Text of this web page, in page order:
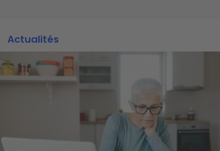
Actualités
Image
Actualités
Actualités
Image